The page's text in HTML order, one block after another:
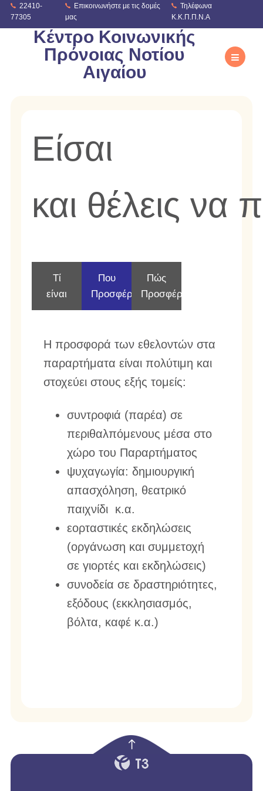
22410-
77305
Επικοινωνήστε με τις δομές
μας
Τηλέφωνα
Κ.Κ.Π.Π.Ν.Α
Κέντρο Κοινωνικής
Πρόνοιας Νοτίου
Αιγαίου
Είσαι
και θέλεις να
Τί
είναι
Που
Προσφέρω
Πώς
Προσφέρω
Η προσφορά των εθελοντών στα
παραρτήματα είναι πολύτιμη και
στοχεύει στους εξής τομείς:
συντροφιά (παρέα) σε
περιθαλπόμενους μέσα στο
χώρο του Παραρτήματος
ψυχαγωγία: δημιουργική
απασχόληση, θεατρικό
παιχνίδι κ.α.
εορταστικές εκδηλώσεις
(οργάνωση και συμμετοχή
σε γιορτές και εκδηλώσεις)
συνοδεία σε δραστηριότητες,
εξόδους (εκκλησιασμός,
βόλτα, καφέ κ.α.)
empty